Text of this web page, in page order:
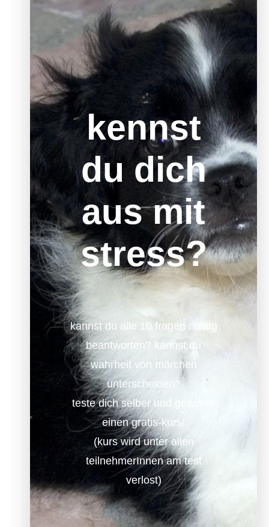
kennst
du dich
aus mit
stress?
kannst du alle 10 fragen richtig
beantworten? kannst du
wahrheit von märchen
unterscheiden?
teste dich selber und gewinne
einen gratis-kurs!
(kurs wird unter allen
teilnehmerInnen am test
verlost)